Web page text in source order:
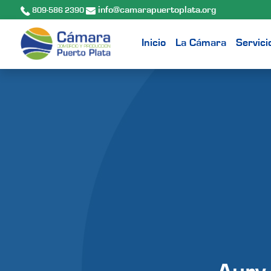
809-586 2390 info@camarapuertoplata.org
Inicio La Cámara